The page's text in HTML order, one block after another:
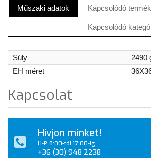
Műszaki adatok Kapcsolódó
Kapcsolódó
Súly
2490
EH méret
Kapcsolat
Hívjon minket!
H-P, 8:00-tól 17:00-ig
+36 (30) 948 2238